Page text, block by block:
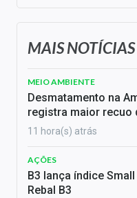
MAIS NOTÍCIAS
MEIO AMBIENTE
Desmatamento na
registra maior recuo
11 hora(s) atrás
AÇÕES
B3 lança índice
Rebal B3